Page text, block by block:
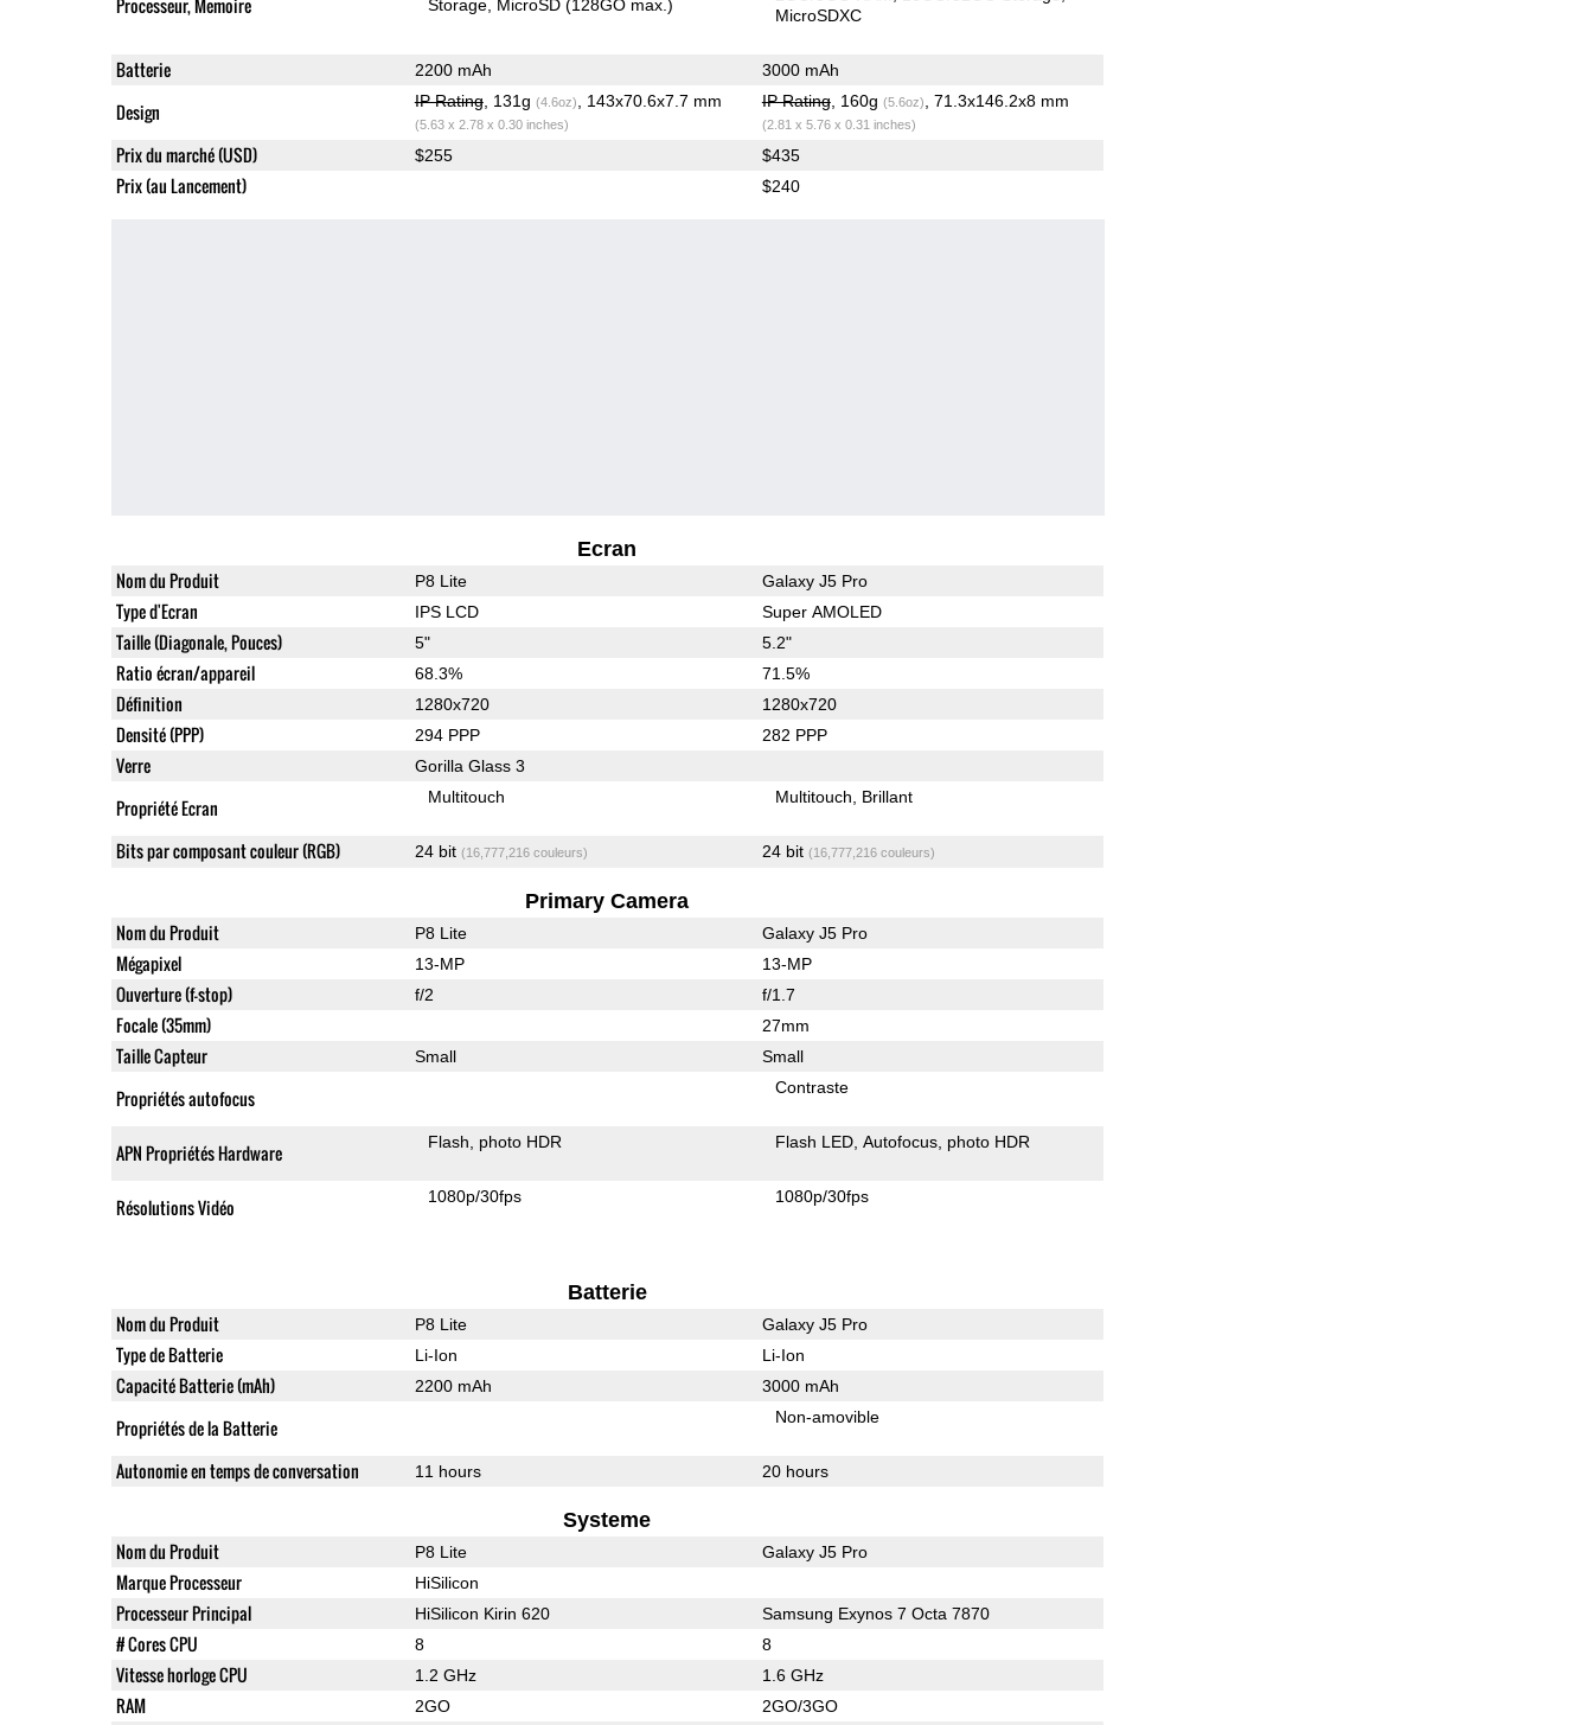
Processeur, Memoire
Storage MicroSD (128GO max.)
MicroSDXC
Batterie 2200 mAh 3000 mAh
Design IP Rating, 131g (4.6oz) , 143x70.6x7.7 mm
(5.63 x 2.78 x 0.30 inches)
IP Rating, 160g (5.6oz) , 71.3x146.2x8 mm
(2.81 x 5.76 x 0.31 inches)
Prix du marché (USD) $255 $435
Prix (au Lancement) $240
Ecran
Nom du Produit P8 Lite Galaxy J5 Pro
Type d'Ecran IPS LCD Super AMOLED
Taille (Diagonale, Pouces) 5" 5.2"
Ratio écran/appareil 68.3% 71.5%
Définition 1280x720 1280x720
Densité (PPP) 294 PPP 282 PPP
Verre Gorilla Glass 3
Propriété Ecran Multitouch Multitouch Brillant
Bits par composant couleur (RGB) 24 bit (16,777,216 couleurs) 24 bit (16,777,216 couleurs)
Primary Camera
Nom du Produit P8 Lite Galaxy J5 Pro
Mégapixel 13-MP 13-MP
Ouverture (f-stop) f/2 f/1.7
Focale (35mm) 27mm
Taille Capteur Small Small
Propriétés autofocus Contraste
APN Propriétés Hardware Flash photo HDR Flash LED Autofocus photo HDR
Résolutions Vidéo 1080p/30fps 1080p/30fps
Batterie
Nom du Produit P8 Lite Galaxy J5 Pro
Type de Batterie Li-Ion Li-Ion
Capacité Batterie (mAh) 2200 mAh 3000 mAh
Propriétés de la Batterie Non-amovible
Autonomie en temps de conversation 11 hours 20 hours
Systeme
Nom du Produit P8 Lite Galaxy J5 Pro
Marque Processeur HiSilicon
Processeur Principal HiSilicon Kirin 620 Samsung Exynos 7 Octa 7870
# Cores CPU 8 8
Vitesse horloge CPU 1.2 GHz 1.6 GHz
RAM 2GO 2GO/3GO